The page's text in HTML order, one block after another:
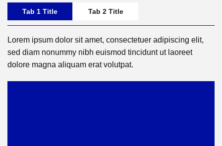
Tab 1 Title Tab 2 Title
Lorem ipsum dolor sit amet, consectetuer adipiscing elit,
sed diam nonummy nibh euismod tincidunt ut laoreet
dolore magna aliquam erat volutpat.